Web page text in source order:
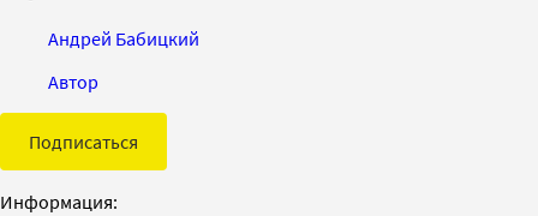
Андрей Бабицкий
Автор
Подписаться
Информация: